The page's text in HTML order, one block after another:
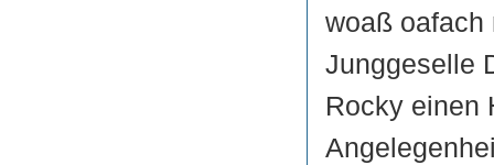
woaß oafach
Junggeselle
Rocky einen